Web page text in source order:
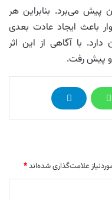
پیش می‌برد. بنابراین هر
باعث ایجاد عادت بعدی
با آگاهی از این اثر
و پیش رفت.
علامت‌گذاری شده‌اند*